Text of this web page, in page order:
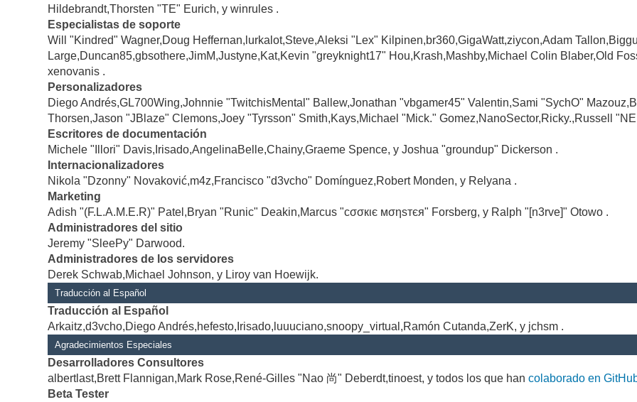
Hildebrandt,Thorsten "TE" Eurich, y winrules .
Especialistas de soporte
Will "Kindred" Wagner,Doug Heffernan,lurkalot,Steve,Aleksi "Lex" Kilpinen,br360,GigaWatt,ziycon,Adam
Large,Duncan85,gbsothere,JimM,Justyne,Kat,Kevin "greyknight17" Hou,Krash,Mashby,Michael Colin Blaber,Old
xenovanis .
Personalizadores
Diego Andrés,GL700Wing,Johnnie "TwitchisMental" Ballew,Jonathan "vbgamer45" Valentin,Sami "SychO"
Thorsen,Jason "JBlaze" Clemons,Joey "Tyrsson" Smith,Kays,Michael "Mick." Gomez,NanoSector,Ricky.,Russell
Escritores de documentación
Michele "Illori" Davis,Irisado,AngelinaBelle,Chainy,Graeme Spence, y Joshua "groundup" Dickerson .
Internacionalizadores
Nikola "Dzonny" Novaković,m4z,Francisco "d3vcho" Domínguez,Robert Monden, y Relyana .
Marketing
Adish "(F.L.A.M.E.R)" Patel,Bryan "Runic" Deakin,Marcus "cσσкιє мσηѕтєя" Forsberg, y Ralph "[n3rve]" Otowo .
Administradores del sitio
Jeremy "SleePy" Darwood.
Administradores de los servidores
Derek Schwab,Michael Johnson, y Liroy van Hoewijk.
Traducción al Español
Traducción al Español
Arkaitz,d3vcho,Diego Andrés,hefesto,Irisado,luuuciano,snoopy_virtual,Ramón Cutanda,ZerK, y jchsm .
Agradecimientos Especiales
Desarrolladores Consultores
albertlast,Brett Flannigan,Mark Rose,René-Gilles "Nao 尚" Deberdt,tinoest, y todos los que hancolaborado en
Beta Tester